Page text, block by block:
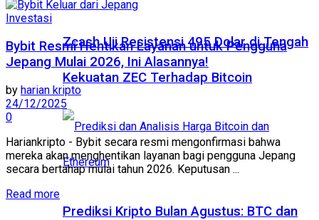
Zcash Uji Resistensi 495 Dolar di Tengah
Kekuatan ZEC Terhadap Bitcoin
Prediksi Kripto Bulan Agustus: BTC dan
Investasi
Bybit Resmi Hentikan Layanan untuk Pengguna
Jepang Mulai 2026, Ini Alasannya!
by harian kripto
24/12/2025
0
Hariankripto - Bybit secara resmi mengonfirmasi bahwa
mereka akan menghentikan layanan bagi pengguna Jepang
secara bertahap mulai tahun 2026. Keputusan ...
Read more